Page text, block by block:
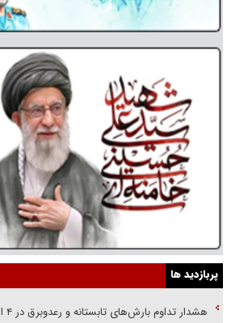
پربازدید ها
هشدار تداوم بارش‌های تابستانه و رعدوبرق در ۴ استان تا چهارشنبه